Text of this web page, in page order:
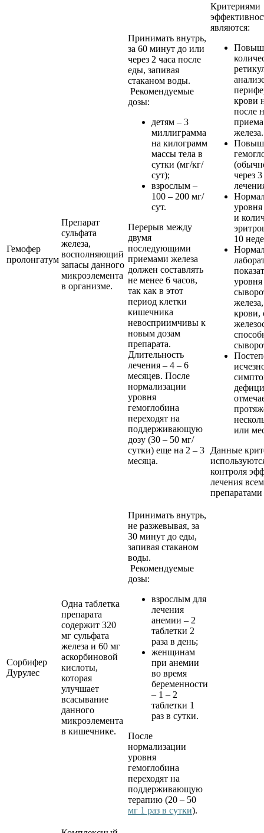
Гемофер
пролонгатум
Препарат
сульфата
железа,
восполняющий
запасы данного
микроэлемента
в организме.
Принимать внутрь,
за 60 минут до или
через 2 часа после
еды, запивая
стаканом воды.
Рекомендуемые
дозы:
детям – 3
миллиграмма
на килограмм
массы тела в
сутки (мг/кг/
сут);
взрослым –
100 – 200 мг/
сут.
Перерыв между
двумя
последующими
приемами железа
должен составлять
не менее 6 часов,
так как в этот
период клетки
кишечника
невосприимчивы к
новым дозам
препарата.
Длительность
лечения – 4 – 6
месяцев. После
нормализации
уровня
гемоглобина
переходят на
поддерживающую
дозу (30 – 50 мг/
сутки) еще на 2 – 3
месяца.
Критериями
являются:
крови
после
железа.
через
и
10
уровня
крови,
или
Данные
контроля
лечения
препаратами
Сорбифер
Дурулес
Одна таблетка
препарата
содержит 320
мг сульфата
железа и 60 мг
аскорбиновой
кислоты,
которая
улучшает
всасывание
данного
микроэлемента
в кишечнике.
Принимать внутрь,
не разжевывая, за
30 минут до еды,
запивая стаканом
воды.
Рекомендуемые
дозы:
взрослым для
лечения
анемии – 2
таблетки 2
раза в день;
женщинам
при анемии
во время
беременности
– 1 – 2
таблетки 1
раз в сутки.
После
нормализации
уровня
гемоглобина
переходят на
поддерживающую
терапию (20 – 50
мг 1 раз в сутки).